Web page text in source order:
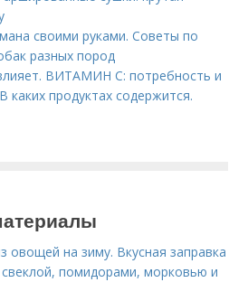
своими руками. Советы по
разных пород
ВИТАМИН С: потребность и
каких продуктах содержится.
овощей на зиму. Вкусная заправка
помидорами, морковью и